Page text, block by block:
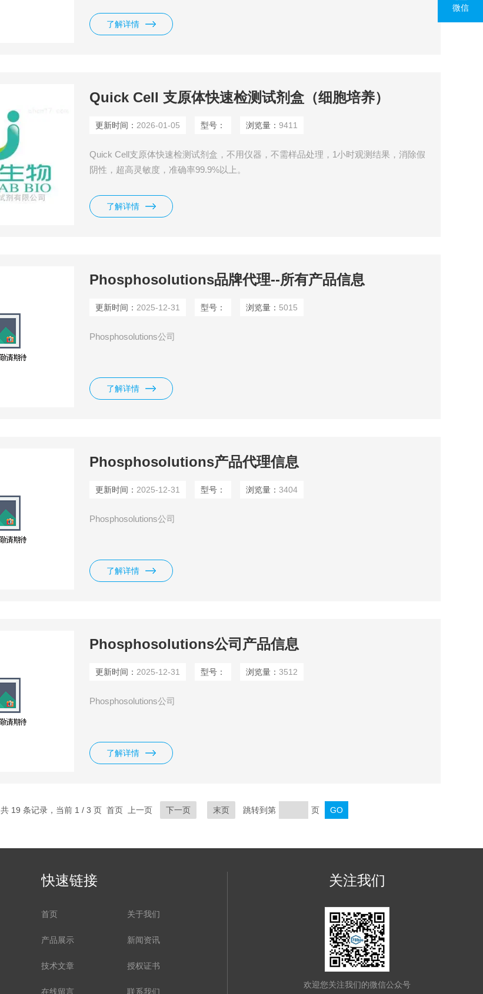
了解详情
Quick Cell 支原体快速检测试剂盒（细胞培养）
更新时间： 2026-01-05 型号： 浏览量：9411
Quick Cell支原体快速检测试剂盒，不用仪器，不需样品处理，1小时观测结果，消除假
阴性，超高灵敏度，准确率99.9%以上。
了解详情
Phosphosolutions品牌代理--所有产品信息
更新时间： 2025-12-31 型号： 浏览量： 5015
Phosphosolutions公司
了解详情
Phosphosolutions产品代理信息
更新时间： 2025-12-31 型号： 浏览量：3404
Phosphosolutions公司
了解详情
Phosphosolutions公司产品信息
更新时间： 2025-12-31 型号： 浏览量：3512
Phosphosolutions公司
了解详情
共 19 条记录，当前 1 / 3 页 首页 上一页 下一页 末页 跳转到第 页
快速链接
首页 关于我们
产品展示 新闻资讯
技术文章 授权证书
在线留言 联系我们
关注我们
欢迎您关注我们的微信公众号
微信